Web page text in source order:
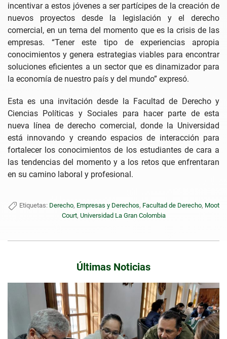
incentivar a estos jóvenes a ser partícipes de la creación de
nuevos proyectos desde la legislación y el derecho
comercial, en un tema del momento que es la crisis de las
empresas. “Tener este tipo de experiencias apropia
conocimientos y genera estrategias viables para encontrar
soluciones eficientes a un sector que es dinamizador para
la economía de nuestro país y del mundo” expresó.
Esta es una invitación desde la Facultad de Derecho y
Ciencias Políticas y Sociales para hacer parte de esta
nueva línea de derecho comercial, donde la Universidad
está innovando y creando espacios de interacción para
fortalecer los conocimientos de los estudiantes de cara a
las tendencias del momento y a los retos que enfrentaran
en su camino laboral y profesional.
Etiquetas: Derecho, Empresas y Derechos, Facultad de Derecho, Moot
Court, Universidad La Gran Colombia
Últimas Noticias